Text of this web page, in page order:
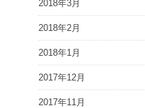
2018年3月
2018年2月
2018年1月
2017年12月
2017年11月